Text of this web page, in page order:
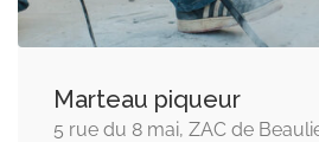
Marteau piqueur
5 rue du 8 mai, ZAC de